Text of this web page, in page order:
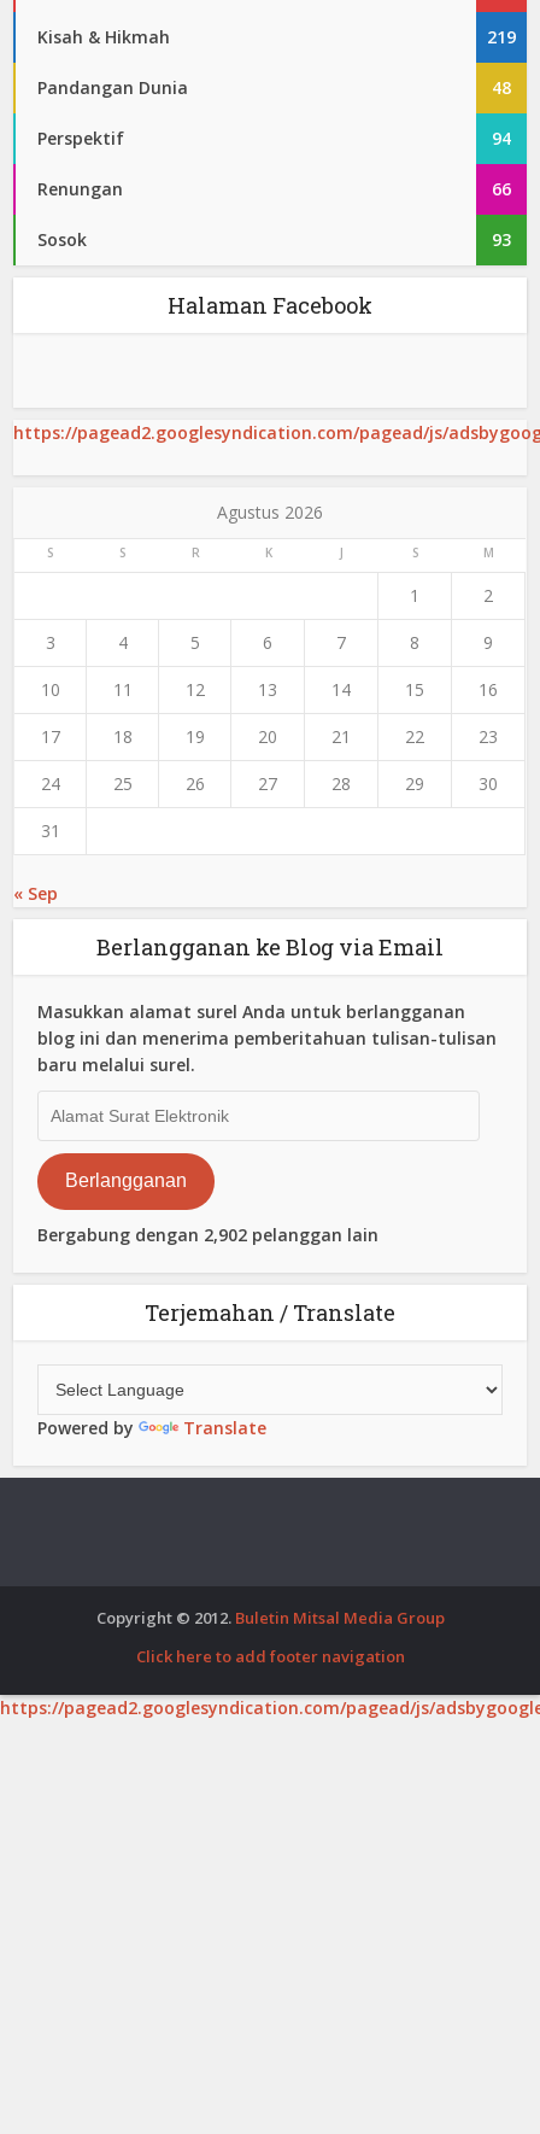
Kisah & Hikmah 219
Pandangan Dunia 48
Perspektif 94
Renungan 66
Sosok 93
Halaman Facebook
https://pagead2.googlesyndication.com/pagead/js/
Agustus 2026
S S R K J S M
1 2
3 4 5 6 7 8 9
10 11 12 13 14 15 16
17 18 19 20 21 22 23
24 25 26 27 28 29 30
31
« Sep
Berlangganan ke Blog via Email
Masukkan alamat surel Anda untuk berlangganan
blog ini dan menerima pemberitahuan tulisan-tulisan
baru melalui surel.
Surat
Elektronik
Berlangganan
Bergabung dengan 2,902 pelanggan lain
Terjemahan / Translate
Powered by Translate
Copyright © 2012. Buletin Mitsal Media Group
Click here to add footer navigation
https://pagead2.googlesyndication.com/pagead/js/